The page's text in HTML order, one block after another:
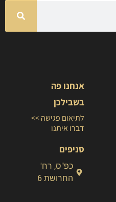
אנחנו פה
בשבילכן
לתיאום פגישה >>
דברו איתנו
סניפים
כפ"ס, רח'
החרושת 6